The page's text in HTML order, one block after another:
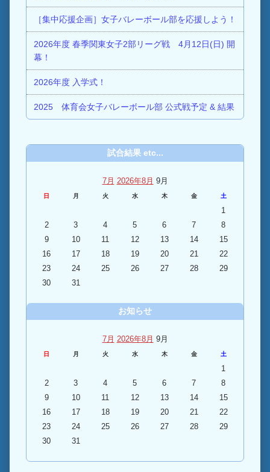
［集中応援企画］女子バレーボール部を応援しよう！
2026年度 春季関東女子2部リーグ戦 4月12日(日) 開
幕！
2026年度 入学式！
2025 体育会女子バレーボール部 公式戦予定 & 結果
試合結果 etc...
7月 2026年8月 9月
日 月 火 水 木 金 土
1
2
3 4 5 6 7
8
9
10 11 12 13 14
15
16
17 18 19 20 21
22
23
24 25 26 27 28
29
30
31
お知らせ
7月 2026年8月 9月
日 月 火 水 木 金 土
1
2
3 4 5 6 7
8
9
10 11 12 13 14
15
16
17 18 19 20 21
22
23
24 25 26 27 28
29
30
31